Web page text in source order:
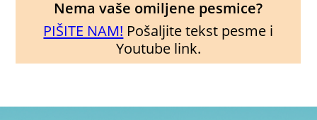
Nema vaše omiljene pesmice?
PIŠITE NAM! Pošaljite tekst pesme i
Youtube link.